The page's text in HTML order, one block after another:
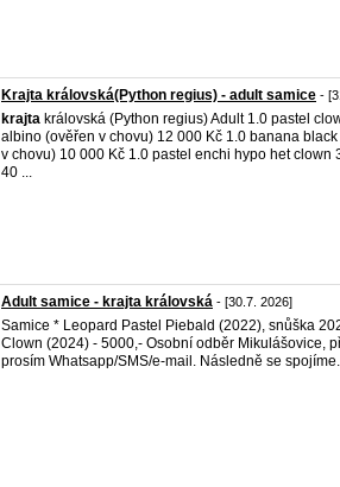
Krajta královská(Python regius) - adult samice -
krajta královská (Python regius) Adult 1.0 pastel
albino (ověřen v chovu) 12 000 Kč 1.0 banana
v chovu) 10 000 Kč 1.0 pastel enchi hypo het clown
40 ...
Adult samice - krajta královská - [30.7. 2026]
Samice * Leopard Pastel Piebald (2022), snůška
Clown (2024) - 5000,- Osobní odběr Mikulášovice,
prosím Whatsapp/SMS/e-mail. Následně se spojíme.